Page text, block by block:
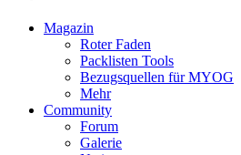
Magazin
Roter Faden
Packlisten Tools
Bezugsquellen für MYOG
Mehr
Community
Forum
Galerie